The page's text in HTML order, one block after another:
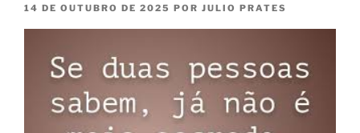
PUBLICADO
14 DE OUTUBRO DE 2025 POR JULIO PRATES